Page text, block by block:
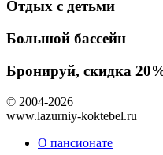
Отдых с детьми
Большой бассейн
Бронируй, скидка
© 2004-2026
www.lazurniy-koktebel.ru
О пансионате